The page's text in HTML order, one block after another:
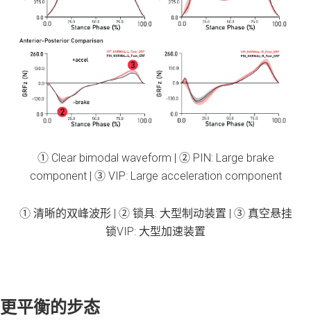
① Clear bimodal waveform | ② PIN: Large brake
component | ③ VIP: Large acceleration component
① 清晰的双峰波形 | ② 锁具: 大型制动装置 | ③ 真空悬挂
锁VIP: 大型加速装置
更平衡的步态